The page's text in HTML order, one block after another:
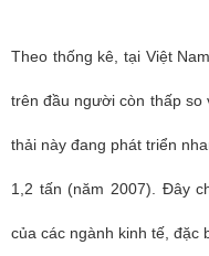
Theo thống kê, tại Việt
trên đầu người còn thấp
thải này đang phát triển
1,2 tấn (năm 2007). Đây
của các ngành kinh tế, đặc